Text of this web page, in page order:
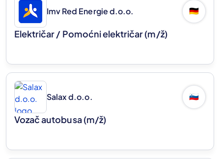
Imv Red Energie d.o.o. 🇩🇪
Električar / Pomoćni električar(m/ž)
Salax d.o.o. 🇸🇮
Vozač autobusa(m/ž)